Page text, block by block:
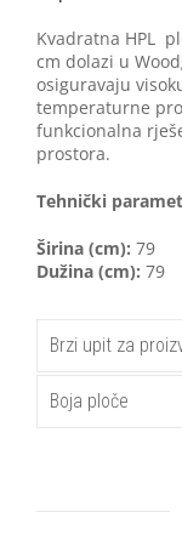
Kvadratna HPL
cm dolazi u
osiguravaju
temperaturne
funkcionalna
prostora.
Tehnički
Širina (cm): 79
Dužina (cm): 79
Brzi upit za
Boja ploče